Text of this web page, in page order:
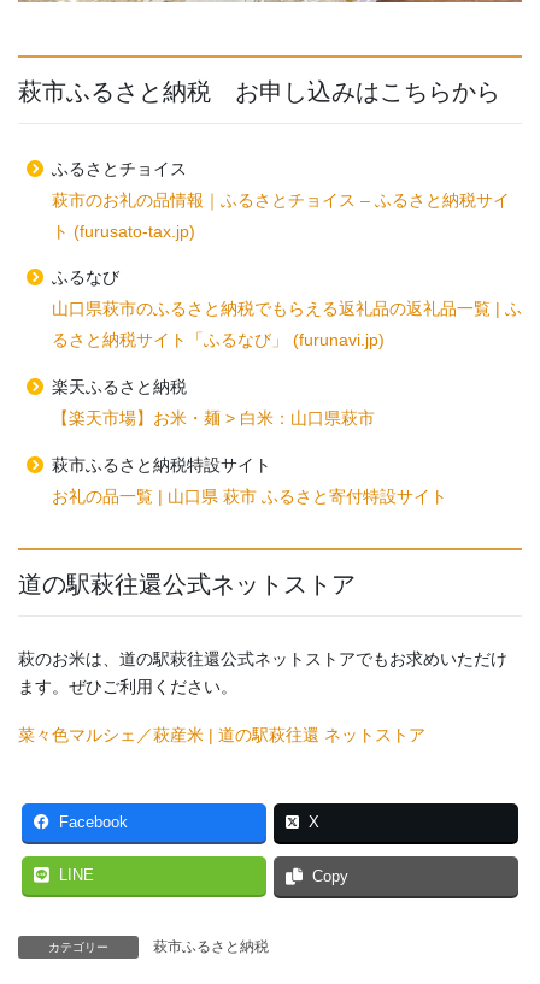
萩市ふるさと納税 お申し込みはこちらから
ふるさとチョイス
萩市のお礼の品情報｜ふるさとチョイス – ふるさと納税サイ
ト (furusato-tax.jp)
ふるなび
山口県萩市のふるさと納税でもらえる返礼品の返礼品一覧 | ふ
るさと納税サイト「ふるなび」 (furunavi.jp)
楽天ふるさと納税
【楽天市場】お米・麺 > 白米：山口県萩市
萩市ふるさと納税特設サイト
お礼の品一覧 | 山口県 萩市 ふるさと寄付特設サイト
道の駅萩往還公式ネットストア
萩のお米は、道の駅萩往還公式ネットストアでもお求めいただけ
ます。ぜひご利用ください。
菜々色マルシェ／萩産米 | 道の駅萩往還 ネットストア
Facebook X
LINE Copy
カテゴリー 萩市ふるさと納税